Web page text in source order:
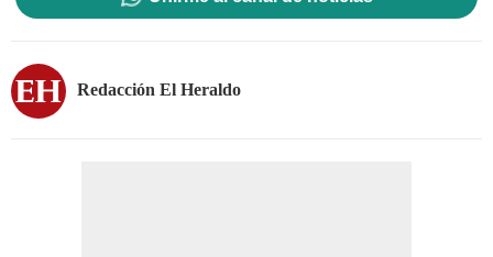
Redacción El Heraldo